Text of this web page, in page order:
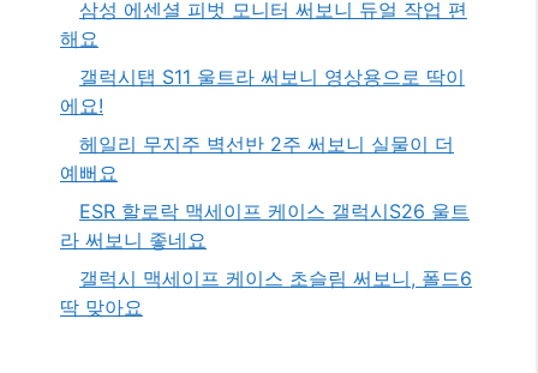
삼성 에센셜 피벗 모니터 써보니 듀얼 작업 편
해요
갤럭시탭 S11 울트라 써보니 영상용으로 딱이
에요!
헤일리 무지주 벽선반 2주 써보니 실물이 더
예뻐요
ESR 할로락 맥세이프 케이스 갤럭시S26 울트
라 써보니 좋네요
갤럭시 맥세이프 케이스 초슬림 써보니, 폴드6
딱 맞아요